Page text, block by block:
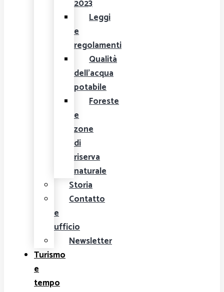
2023
Leggi
e
regolamenti
Qualità
dell'acqua
potabile
Foreste
e
zone
di
riserva
naturale
Storia
Contatto
e
ufficio
Newsletter
Turismo
e
tempo